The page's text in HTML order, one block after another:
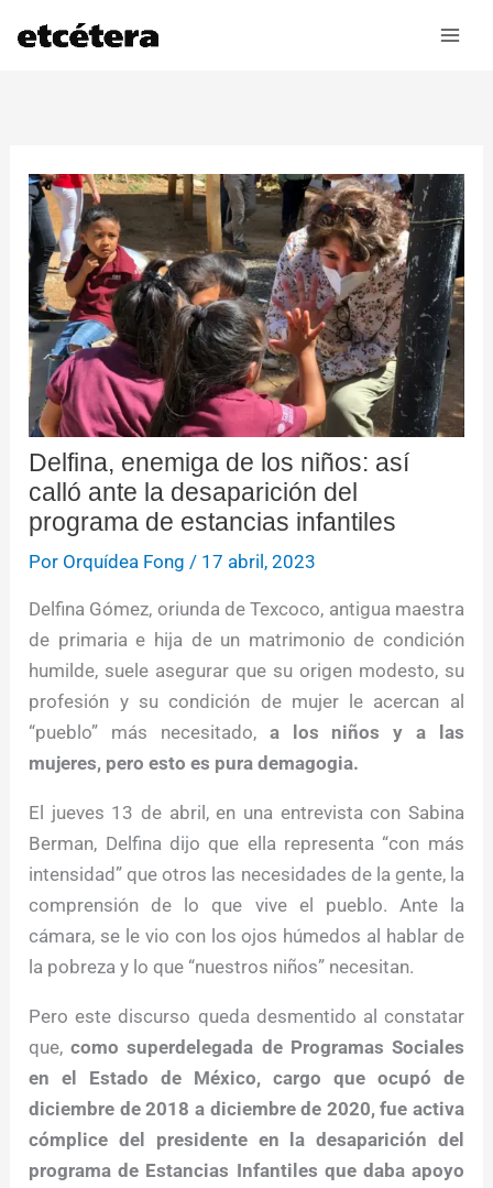
Delfina, enemiga de los niños: así
calló ante la desaparición del
programa de estancias infantiles
Por Orquídea Fong / 17 abril, 2023
Delfina Gómez, oriunda de Texcoco, antigua maestra
de primaria e hija de un matrimonio de condición
humilde, suele asegurar que su origen modesto, su
profesión y su condición de mujer le acercan al
“pueblo” más necesitado, a los niños y a las
mujeres, pero esto es pura demagogia.
El jueves 13 de abril, en una entrevista con Sabina
Berman, Delfina dijo que ella representa “con más
intensidad” que otros las necesidades de la gente, la
comprensión de lo que vive el pueblo. Ante la
cámara, se le vio con los ojos húmedos al hablar de
la pobreza y lo que “nuestros niños” necesitan.
Pero este discurso queda desmentido al constatar
que, como superdelegada de Programas Sociales
en el Estado de México, cargo que ocupó de
diciembre de 2018 a diciembre de 2020, fue activa
cómplice del presidente en la desaparición del
programa de Estancias Infantiles que daba apoyo